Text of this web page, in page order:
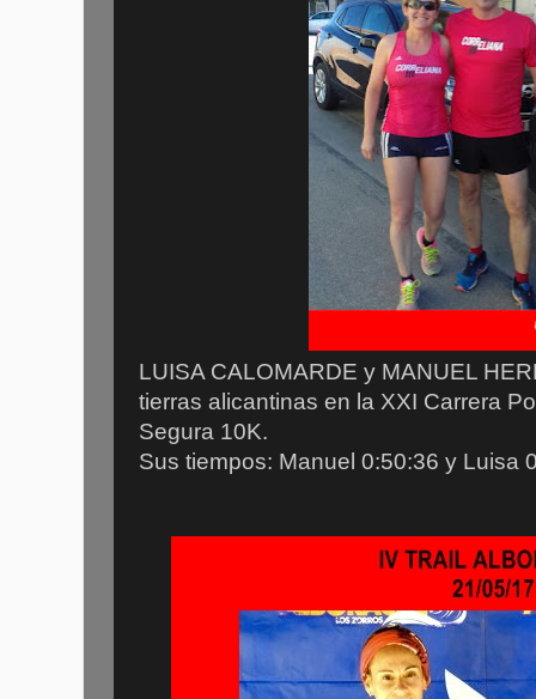
LUISA CALOMARDE y MANUEL
tierras alicantinas en la XXI Carrera
Segura 10K.
Sus tiempos: Manuel 0:50:36 y Luisa